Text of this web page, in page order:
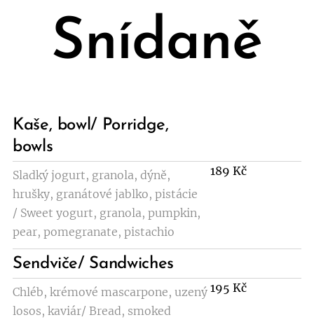
Snídaně
Kaše, bowl/ Porridge,
bowls
Sladký jogurt, granola, dýně,
hrušky, granátové jablko, pistácie
/ Sweet yogurt, granola, pumpkin,
pear, pomegranate, pistachio
189 Kč
Sendviče/ Sandwiches
Chléb, krémové mascarpone, uzený
losos, kaviár/ Bread, smoked
195 Kč